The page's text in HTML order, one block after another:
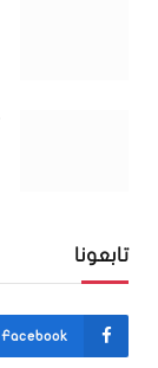
تابعونا
Facebook